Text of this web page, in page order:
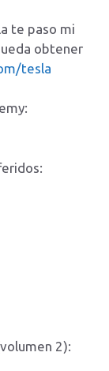
te paso mi
obtener
tesla
2):